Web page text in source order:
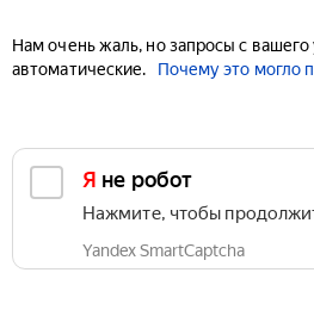
Нам очень жаль, но запросы с
автоматические.
Почему это могло
Я не робот
Нажмите, чтобы
Yandex SmartCaptcha